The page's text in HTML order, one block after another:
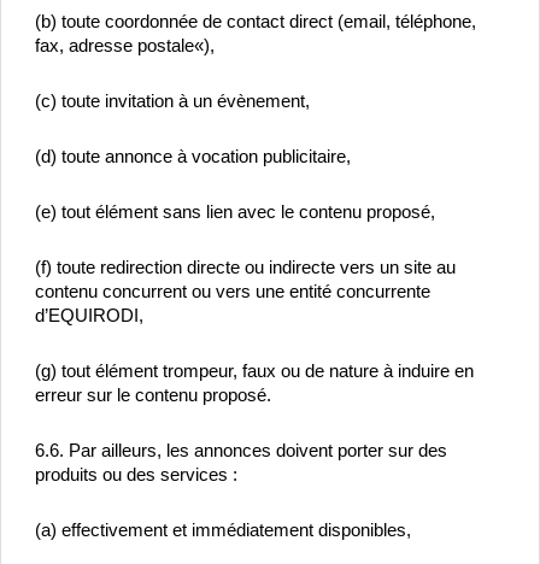
(b) toute coordonnée de contact direct (email, téléphone,
fax, adresse postale«),
(c) toute invitation à un évènement,
(d) toute annonce à vocation publicitaire,
(e) tout élément sans lien avec le contenu proposé,
(f) toute redirection directe ou indirecte vers un site au
contenu concurrent ou vers une entité concurrente
d’EQUIRODI,
(g) tout élément trompeur, faux ou de nature à induire en
erreur sur le contenu proposé.
6.6. Par ailleurs, les annonces doivent porter sur des
produits ou des services :
(a) effectivement et immédiatement disponibles,